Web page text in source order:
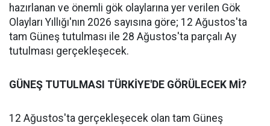
hazırlanan ve önemli gök olaylarına yer verilen Gök
Olayları Yıllığı'nın 2026 sayısına göre; 12 Ağustos'ta
tam Güneş tutulması ile 28 Ağustos'ta parçalı Ay
tutulması gerçekleşecek.
GÜNEŞ TUTULMASI TÜRKİYE'DE GÖRÜLECEK Mİ?
12 Ağustos'ta gerçekleşecek olan tam Güneş